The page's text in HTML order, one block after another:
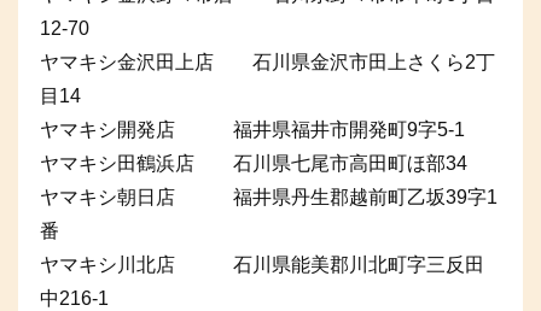
12-70
ヤマキシ金沢田上店 石川県金沢市田上さくら2丁
目14
ヤマキシ開発店 福井県福井市開発町9字5-1
ヤマキシ田鶴浜店 石川県七尾市高田町ほ部34
ヤマキシ朝日店 福井県丹生郡越前町乙坂39字1
番
ヤマキシ川北店 石川県能美郡川北町字三反田
中216-1